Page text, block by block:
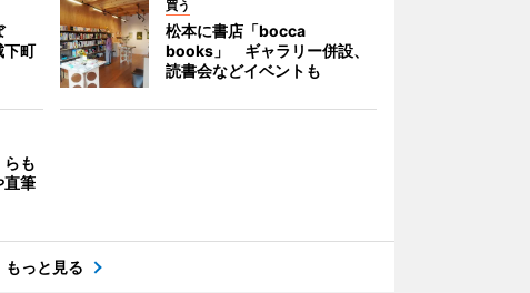
町
買う
松本に書店「bocca
books」 ギャラリー併設、
読書会などイベントも
らも
筆
もっと見る